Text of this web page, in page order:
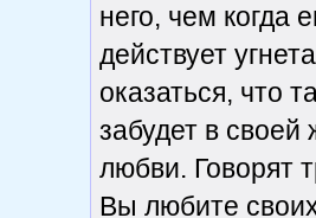
него, чем когда
действует
оказаться, что
забудет в
любви. Говорят
Вы любите